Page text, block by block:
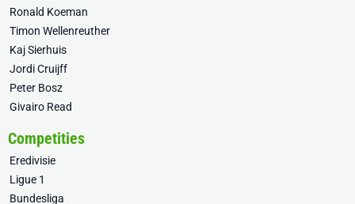
Ronald Koeman
Timon Wellenreuther
Kaj Sierhuis
Jordi Cruijff
Peter Bosz
Givairo Read
Competities
Eredivisie
Ligue 1
Bundesliga